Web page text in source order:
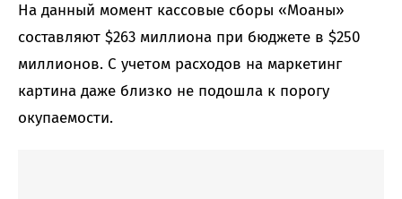
На данный момент кассовые сборы «Моаны»
составляют $263 миллиона при бюджете в $250
миллионов. С учетом расходов на маркетинг
картина даже близко не подошла к порогу
окупаемости.